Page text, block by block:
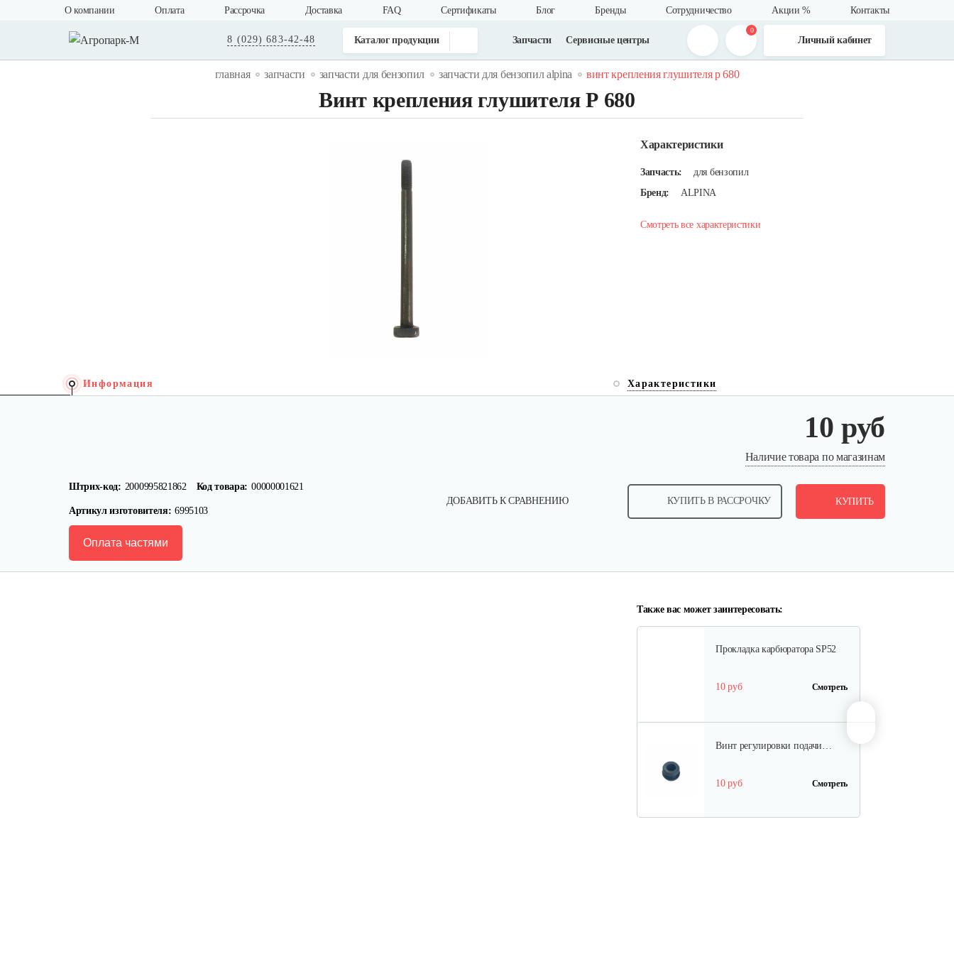
О компании Оплата Рассрочка Доставка FAQ Cертификаты Блог Бренды Сотрудничество Акции % Контакты
8 (029) 683-42-48 Каталог продукции Запчасти Сервисные центры
0
Личный кабинет
главная запчасти запчасти для бензопил запчасти для бензопил alpina винт крепления глушителя р 680
Винт крепления глушителя Р 680
Характеристики
Запчасть:
для бензопил
Бренд:
ALPINA
Смотреть все характеристики
Информация Характеристики
10 руб
Наличие товара по магазинам
Штрих-код: 2000995821862 Код товара: 00000001621
Артикул изготовителя: 6995103
ДОБАВИТЬ К СРАВНЕНИЮ КУПИТЬ В РАССРОЧКУ КУПИТЬ
Оплата частями
Также вас может заинтересовать:
Шестерня привода
10 руб Смотреть
Прокладка карбюратора SP52
10 руб Смотреть
Винт регулировки подачи…
10 руб Смотреть